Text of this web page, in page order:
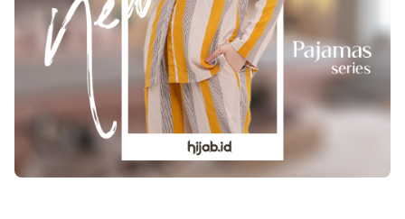
dari beragam penyakit lantaran asparagus dapat
menambah system kekebalan badan serta
menghindar infeksi bakteri pemicu penyakit. Jadi,
kenapa tak konsumsi asparagus dari saat ini?